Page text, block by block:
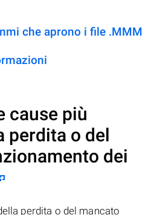
che aprono i file .MMM
cause più
perdita o del
dei
perdita o del mancato